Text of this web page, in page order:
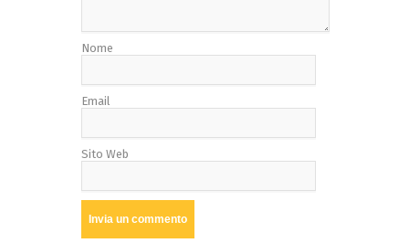
Nome
Email
Sito Web